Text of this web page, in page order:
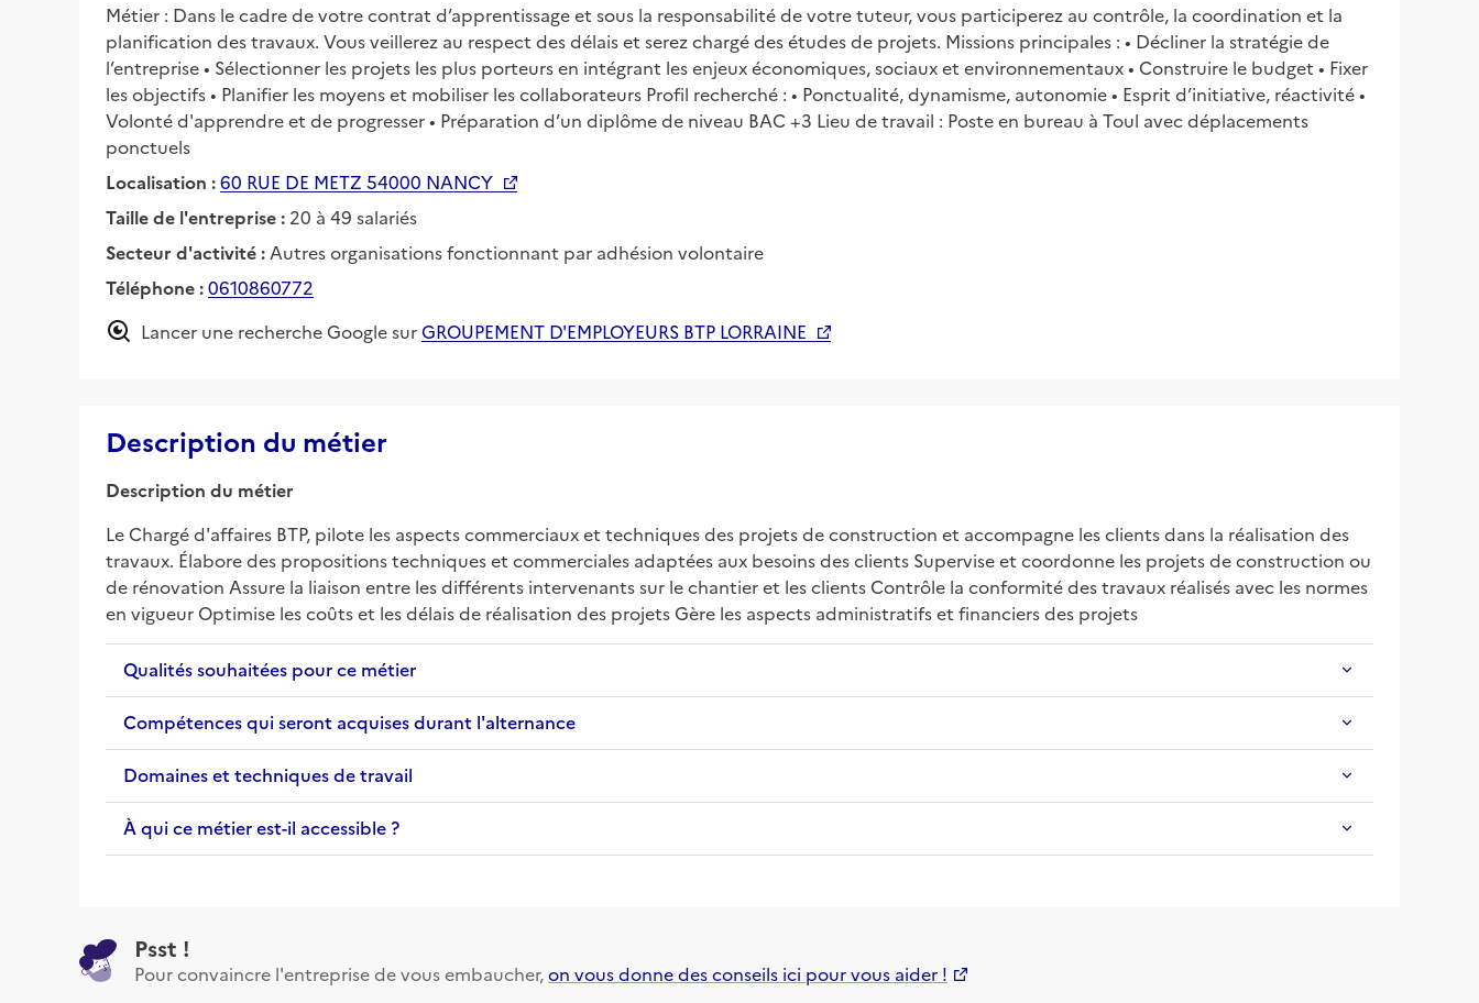
Métier : Dans le cadre de votre contrat d’apprentissage et sous la responsabilité de votre tuteur, vous participerez au contrôle, la coordination et la
planification des travaux. Vous veillerez au respect des délais et serez chargé des études de projets. Missions principales : • Décliner la stratégie de
l’entreprise • Sélectionner les projets les plus porteurs en intégrant les enjeux économiques, sociaux et environnementaux • Construire le budget • Fixer
les objectifs • Planifier les moyens et mobiliser les collaborateurs Profil recherché : • Ponctualité, dynamisme, autonomie • Esprit d’initiative, réactivité •
Volonté d'apprendre et de progresser • Préparation d’un diplôme de niveau BAC +3 Lieu de travail : Poste en bureau à Toul avec déplacements
ponctuels
Localisation :60 RUE DE METZ 54000 NANCY
Taille de l'entreprise : 20 à 49 salariés
Secteur d'activité : Autres organisations fonctionnant par adhésion volontaire
Téléphone :0610860772
Lancer une recherche Google surGROUPEMENT D'EMPLOYEURS BTP LORRAINE
Description du métier
Description du métier
Le Chargé d'affaires BTP, pilote les aspects commerciaux et techniques des projets de construction et accompagne les clients dans la réalisation des
travaux. Élabore des propositions techniques et commerciales adaptées aux besoins des clients Supervise et coordonne les projets de construction ou
de rénovation Assure la liaison entre les différents intervenants sur le chantier et les clients Contrôle la conformité des travaux réalisés avec les normes
en vigueur Optimise les coûts et les délais de réalisation des projets Gère les aspects administratifs et financiers des projets
Qualités souhaitées pour ce métier
Compétences qui seront acquises durant l'alternance
Domaines et techniques de travail
À qui ce métier est-il accessible ?
Psst !
Pour convaincre l'entreprise de vous embaucher,on vous donne des conseils ici pour vous aider !